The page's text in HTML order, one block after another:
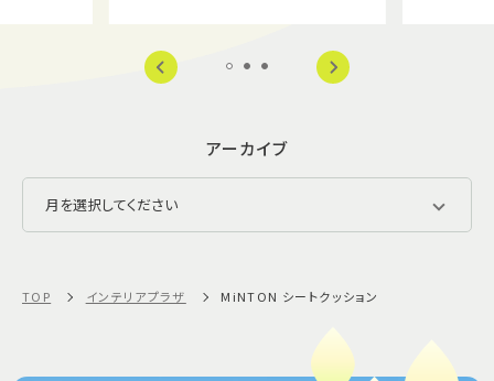
アーカイブ
TOP インテリアプラザ​ MiNTON シートクッション